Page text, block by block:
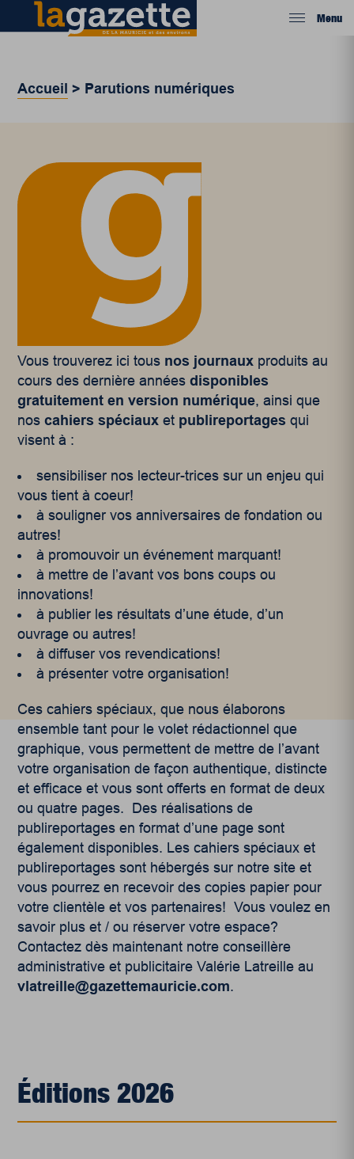
Menu
Accueil > Parutions numériques
Vous trouverez ici tous nos journaux produits au
cours des dernière annéesdisponibles
gratuitement en version numérique, ainsi que
noscahiers spéciaux et publireportages qui
visent à :
sensibiliser nos lecteur-trices sur un enjeu qui
vous tient à coeur!
à souligner vos anniversaires de fondation ou
autres!
à promouvoir un événement marquant!
à mettre de l’avant vos bons coups ou
innovations!
à publier les résultats d’une étude, d’un
ouvrage ou autres!
à diffuser vos revendications!
à présenter votre organisation!
Ces cahiers spéciaux, que nous élaborons
ensemble tant pour le volet rédactionnel que
graphique, vous permettent de mettre de l’avant
votre organisation de façon authentique, distincte
et efficace et vous sont offerts en format de deux
ou quatre pages. Des réalisations de
publireportages en format d’une page sont
également disponibles. Les cahiers spéciaux et
publireportages sont hébergés sur notre site et
vous pourrez en recevoir des copies papier pour
votre clientèle et vos partenaires! Vous voulez en
savoir plus et / ou réserver votre espace?
Contactez dès maintenant notre conseillère
administrative et publicitaire Valérie Latreille au
vlatreille@gazettemauricie.com.
Éditions 2026